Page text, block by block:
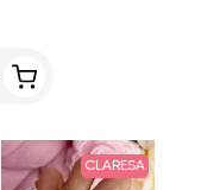
CLARESA